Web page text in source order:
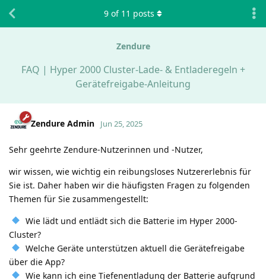
Zendure
FAQ | Hyper 2000 Cluster-Lade- & Entladeregeln +
Gerätefreigabe-Anleitung
9 of 11 posts
Zendure Admin Jun 25, 2025
Sehr geehrte Zendure-Nutzerinnen und -Nutzer,
wir wissen, wie wichtig ein reibungsloses Nutzererlebnis für
Sie ist. Daher haben wir die häufigsten Fragen zu folgenden
Themen für Sie zusammengestellt:
Wie lädt und entlädt sich die Batterie im Hyper 2000-
Cluster?
Welche Geräte unterstützen aktuell die Gerätefreigabe
über die App?
Wie kann ich eine Tiefenentladung der Batterie aufgrund